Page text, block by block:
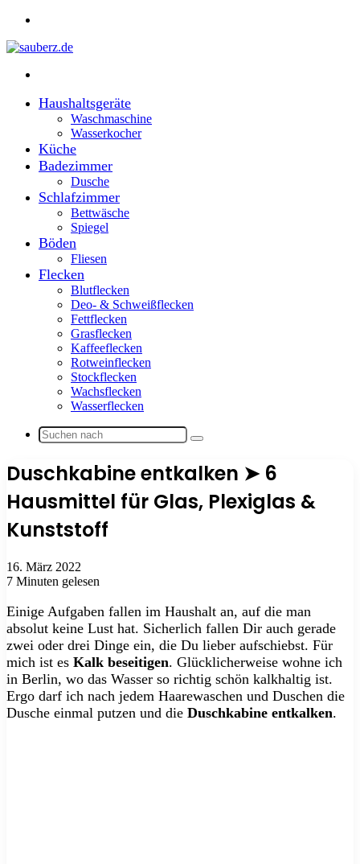
Haushaltsgeräte
Waschmaschine
Wasserkocher
Küche
Badezimmer
Dusche
Schlafzimmer
Bettwäsche
Spiegel
Böden
Fliesen
Flecken
Blutflecken
Deo- & Schweißflecken
Fettflecken
Grasflecken
Kaffeeflecken
Rotweinflecken
Stockflecken
Wachsflecken
Wasserflecken
Suchen
Duschkabine entkalken ➤ 6
Hausmittel für Glas, Plexiglas &
Kunststoff
16. März 2022
7 Minuten gelesen
Einige Aufgaben fallen im Haushalt an, auf die man
absolut keine Lust hat. Sicherlich fallen Dir auch gerade
zwei oder drei Dinge ein, die Du lieber aufschiebst. Für
mich ist es Kalk beseitigen. Glücklicherweise wohne ich
in Berlin, wo das Wasser so richtig schön kalkhaltig ist.
Ergo darf ich nach jedem Haarewaschen und Duschen die
Dusche einmal putzen und die Duschkabine entkalken.